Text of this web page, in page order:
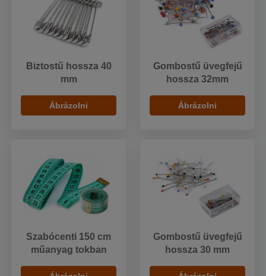
Biztostű hossza 40
mm
Ábrázolni
Gombostű üvegfejű
hossza 32mm
Ábrázolni
Szabócenti 150 cm
műanyag tokban
Gombostű üvegfejű
hossza 30 mm